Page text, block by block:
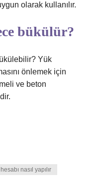
olarak kullanılır.
bükülür?
Yük
önlemek için
ve beton
nasıl yapılır